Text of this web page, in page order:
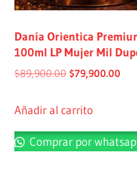
Dania Orientica
100ml LP Mujer Mil
$89,900.00 $79,900.00
Añadir al carrito
Comprar por